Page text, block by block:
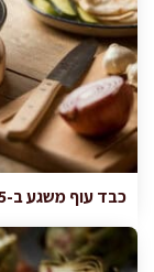
כבד עוף משגע ב-25 דקות, בלי להרתיח ובלי להתייבש